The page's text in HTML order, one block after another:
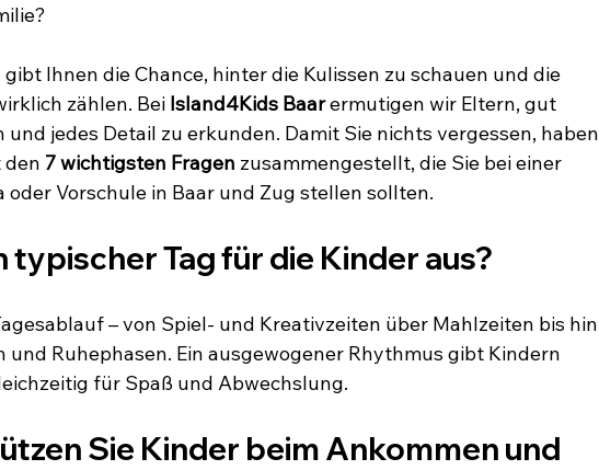
Ihnen die Chance, hinter die Kulissen zu schauen und die
zählen. Bei Island4Kids Baar ermutigen wir Eltern, gut
jedes Detail zu erkunden. Damit Sie nichts vergessen, haben
den 7 wichtigsten Fragen zusammengestellt, die Sie bei einer
oder Vorschule in Baar und Zug stellen sollten.
typischer Tag für die Kinder aus?
– von Spiel- und Kreativzeiten über Mahlzeiten bis hin
und Ruhephasen. Ein ausgewogener Rhythmus gibt Kindern
für Spaß und Abwechslung.
Sie Kinder beim Ankommen und